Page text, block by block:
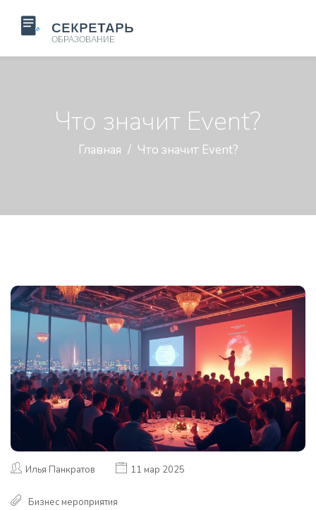
Что значит Event?
Главная Что значит Event?
Илья Панкратов 11 мар 2025
Бизнес мероприятия